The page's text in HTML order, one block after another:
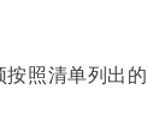
照清单列出的